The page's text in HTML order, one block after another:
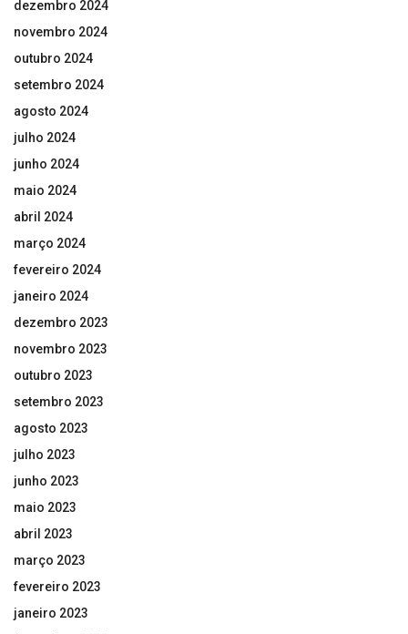
dezembro 2024
novembro 2024
outubro 2024
setembro 2024
agosto 2024
julho 2024
junho 2024
maio 2024
abril 2024
março 2024
fevereiro 2024
janeiro 2024
dezembro 2023
novembro 2023
outubro 2023
setembro 2023
agosto 2023
julho 2023
junho 2023
maio 2023
abril 2023
março 2023
fevereiro 2023
janeiro 2023